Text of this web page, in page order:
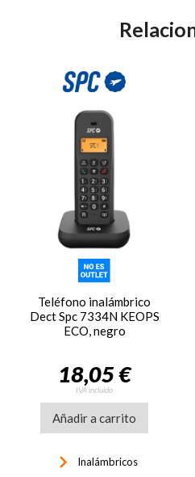
Teléfono inalámbrico
Dect Spc 7334N KEOPS
ECO, negro
18,05 €
IVA incluido
Añadir a carrito
keyboard_arrow_right Inalámbricos